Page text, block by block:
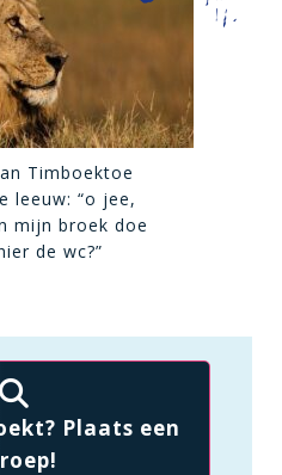
Timboektoe
leeuw: “o jee,
mijn broek doe
de wc?”
Plaats een